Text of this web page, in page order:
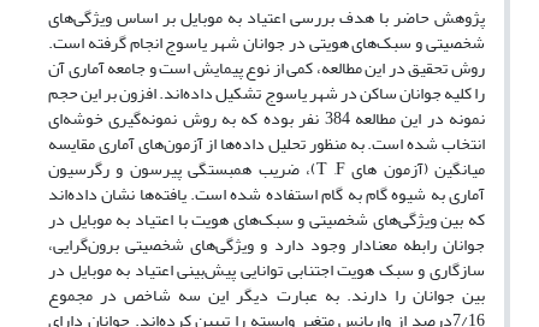
پژوهش حاضر با هدف بررسی اعتیاد به موبایل بر اساس ویژگی‌های
شخصیتی و سبک‌های هویتی در جوانان شهر یاسوج انجام گرفته است.
روش تحقیق در این مطالعه، کمی از نوع پیمایش است و جامعه آماری آن
را کلیه جوانان ساکن در شهر یاسوج تشکیل داده‌اند. افزون بر این حجم
نمونه در این مطالعه 384 نفر بوده که به روش نمونه‌گیری خوشه‌ای
انتخاب شده است. به منظور تحلیل داده‌ها از آزمون‌های آماری مقایسه
میانگین (آزمون های T ,F)، ضریب همبستگی پیرسون و رگرسیون
آماری به شیوه گام به گام استفاده شده است. یافته‌ها نشان داده‌اند
که بین ویژگی‌های شخصیتی و سبک‌های هویت با اعتیاد به موبایل در
جوانان رابطه معنادار وجود دارد و ویژگی‌های شخصیتی برون‌گرایی،
سازگاری و سبک هویت اجتنابی توانایی پیش‌بینی اعتیاد به موبایل در
بین جوانان را دارند. به عبارت دیگر این سه شاخص در مجموع